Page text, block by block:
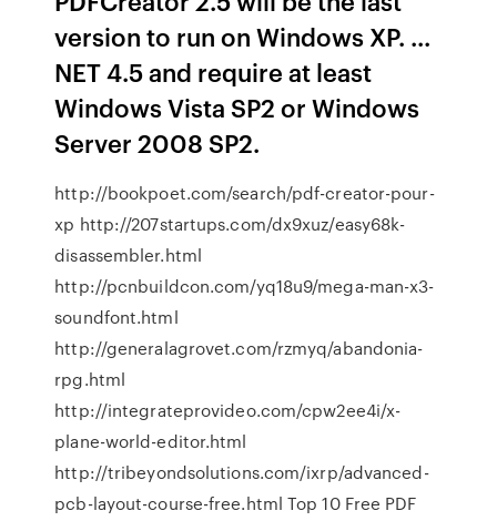
version to run on Windows XP. ...
NET 4.5 and require at least
Windows Vista SP2 or Windows
Server 2008 SP2.
http://bookpoet.com/search/pdf-creator-pour-
xp http://207startups.com/dx9xuz/easy68k-
disassembler.html
http://pcnbuildcon.com/yq18u9/mega-man-x3-
soundfont.html
http://generalagrovet.com/rzmyq/abandonia-
rpg.html
http://integrateprovideo.com/cpw2ee4i/x-
plane-world-editor.html
http://tribeyondsolutions.com/ixrp/advanced-
pcb-layout-course-free.html Top 10 Free PDF